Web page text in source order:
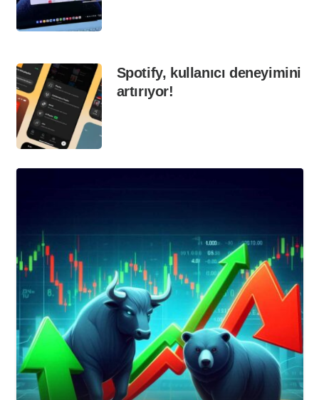
Spotify, kullanıcı deneyimini
artırıyor!